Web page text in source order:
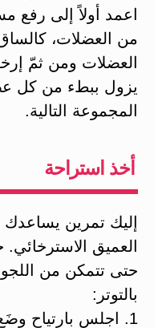
اعمد أولاً إلى
من العضلات،
العضلات ومن ثمّ
يزول ببطء من كل
المجموعة التالية.
أخذ استراحة
إليك تمرين
العميق الاسترخائي.
حتى تتمكن من اللجوء
بالتوتر:
1. اجلس بارتياح